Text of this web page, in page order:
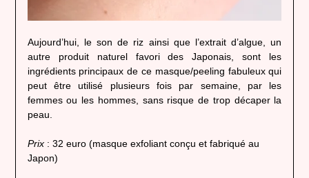
Aujourd’hui, le son de riz ainsi que l’extrait d’algue, un
autre produit naturel favori des Japonais, sont les
ingrédients principaux de ce masque/peeling fabuleux qui
peut être utilisé plusieurs fois par semaine, par les
femmes ou les hommes, sans risque de trop décaper la
peau.
Prix: 32 euro (masque exfoliant conçu et fabriqué au
Japon)